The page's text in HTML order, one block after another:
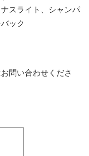
スライト、シャンパ
ック
問い合わせくださ